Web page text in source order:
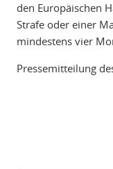
den Europäischen
Strafe oder einer
mindestens vier
Pressemitteilung